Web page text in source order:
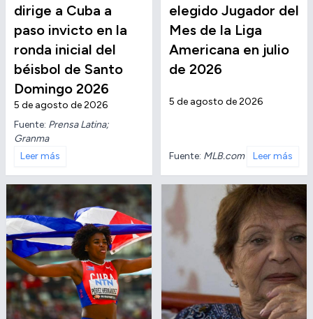
dirige a Cuba a
paso invicto en la
ronda inicial del
béisbol de Santo
Domingo 2026
5 de agosto de 2026
Fuente: Prensa Latina;
Granma
Leer más
elegido Jugador del
Mes de la Liga
Americana en julio
de 2026
5 de agosto de 2026
Fuente: MLB.com Leer más